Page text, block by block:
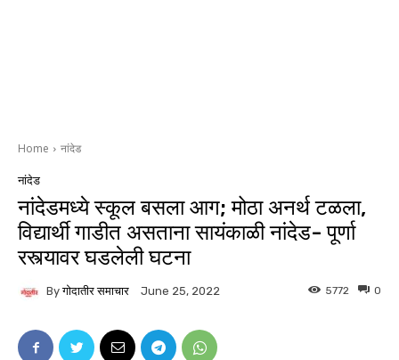
Home नांदेड
नांदेड
नांदेडमध्ये स्कूल बसला आग; मोठा अनर्थ टळला,
विद्यार्थी गाडीत असताना सायंकाळी नांदेड- पूर्णा
रस्त्यावर घडलेली घटना
By गोदातीर समाचार June 25, 2022 0
5772